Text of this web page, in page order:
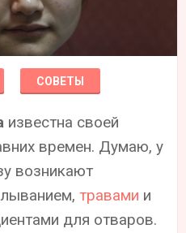
СОВЕТЫ
известна своей
времен. Думаю, у
возникают
травами и
для отваров.